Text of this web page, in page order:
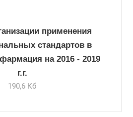
применения
стандартов в
на 2016 - 2019
г.г.
190,6 Кб